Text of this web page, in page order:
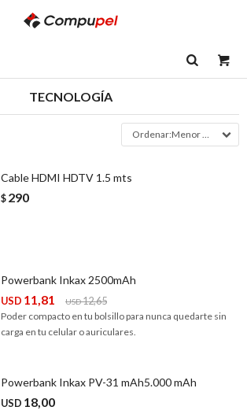
TECNOLOGÍA
Menor precio
Cable HDMI HDTV 1.5 mts
$290
Powerbank Inkax 2500mAh
USD 11,81 USD12,65
Poder compacto en tu bolsillo para nunca quedarte sin
carga en tu celular o auriculares.
Powerbank Inkax PV-31 mAh5.000 mAh
USD 18,00